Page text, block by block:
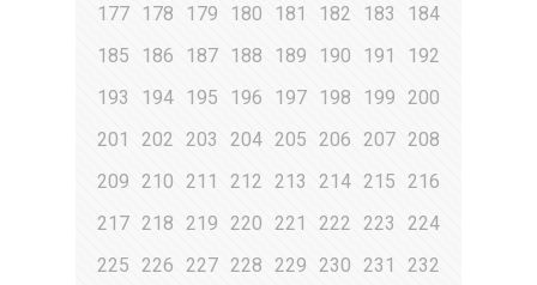
177 178 179 180 181 182 183
184
185
186 187 188 189 190 191
192
193
194 195 196 197 198 199 200
201
202 203 204 205 206 207 208
209 210 211 212 213 214 215 216
217 218 219 220 221 222 223
224
225 226 227 228 229 230 231
232